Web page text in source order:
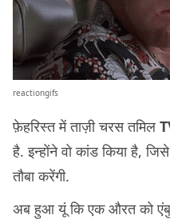
reactiongifs
फ़ेहरिस्त में ताज़ी चरस तमिल
है. इन्होंने वो कांड किया है,
तौबा करेंगी.
अब हुआ यूं कि एक औरत को